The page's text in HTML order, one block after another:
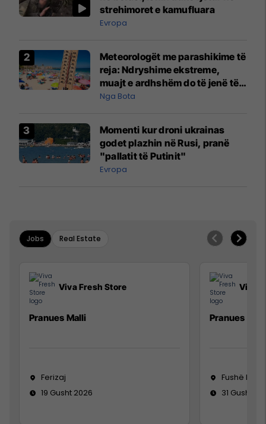
strehimoret e kamufluara
Evropa
Meteorologët me parashikime të
reja: Ndryshime ekstreme,
muajt e ardhshëm do të jenë të
pazakontë
Nga Bota
Momenti kur droni ukrainas
godet plazhin në Rusi, pranë
"pallatit të Putinit"
Evropa
Jobs Real Estate
Viva Fresh Store
Pranues Malli
Ferizaj
19 Gusht 2026
Viva
Pranues
Fushë
31 Gusht